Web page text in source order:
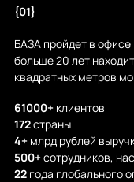
{01}
БАЗА пройдет в
больше 20 лет
квадратных метров
61000+ клиентов
172страны
4+ млрд рублей
500+сотрудников,
22 года глобального